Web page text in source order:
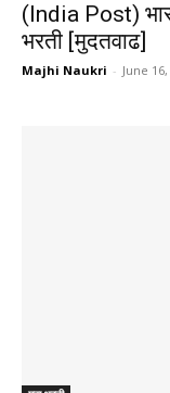
(India Post)
भरती [मुदतवाढ]
Majhi Naukri - June